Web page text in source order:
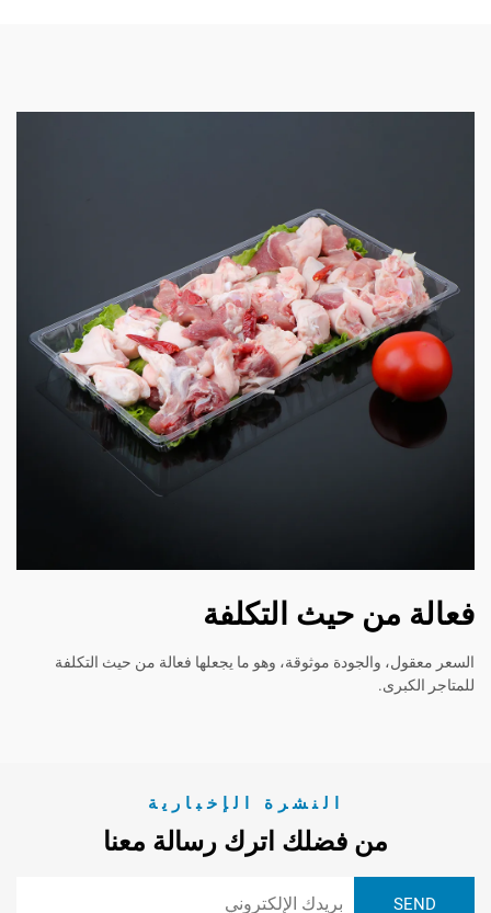
حيث التكلفة
والجودة موثوقة، وهو ما يجعلها فعالة من حيث التكلفة
النشرة الإخبارية
من فضلك اترك رسالة معنا